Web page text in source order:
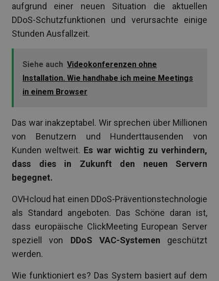
aufgrund einer neuen Situation die aktuellen
DDoS-Schutzfunktionen und verursachte einige
Stunden Ausfallzeit.
Siehe auch Videokonferenzen ohne
Installation. Wie handhabe ich meine Meetings
in einem Browser
Das war inakzeptabel. Wir sprechen über Millionen
von Benutzern und Hunderttausenden von
Kunden weltweit. Es war wichtig zu verhindern,
dass dies in Zukunft den neuen Servern
begegnet.
OVHcloud hat einen DDoS-Präventionstechnologie
als Standard angeboten. Das Schöne daran ist,
dass europäische ClickMeeting European Server
speziell von DDoS VAC-Systemen geschützt
werden.
Wie funktioniert es? Das System basiert auf dem